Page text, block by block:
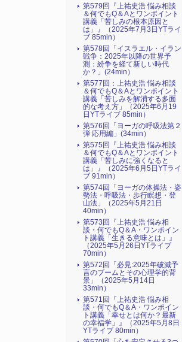
第579回『上祐史浩 悩み相談
＆何でもQ＆Aとワンポイント
講義「苦しみの根本原因と
は」』（2025年7月3日YTライ
ブ 85min）
第578回「イスラエル・イラン
戦争：2025年以降の世界予
測：紛争を経て新しい時代
か？」(24min）
第577回：上祐史浩 悩み相談
＆何でもQ＆Aとワンポイント
講義「苦しみを解消する多面
的な考え方」（2025年6月19
日YTライブ 85min）
第576回「ヨーガの呼吸法第２
弾 応用編」(34min）
第575回『上祐史浩 悩み相談
＆何でもQ＆Aとワンポイント
講義「苦しみに強くなると
は」』（2025年6月5日YTライ
ブ 91min）
第574回「ヨーガの体操法・姿
勢法・呼吸法・歩行瞑想・登
山法」（2025年5月21日
40min）
第573回『上祐史浩 悩み相
談・何でもQ＆A・ワンポイン
ト講義「生きる意味とは」』
（2025年5月26日YTライブ
70min）
第572回「必見:2025年破滅予
言のブームとその心理学的背
景」（2025年5月14日
33min）
第571回『上祐史浩 悩み相
談・何でもQ＆A・ワンポイン
ト講義「幸せとは何か？最新
の幸福学」』（2025年5月8日
YTライブ 80min）